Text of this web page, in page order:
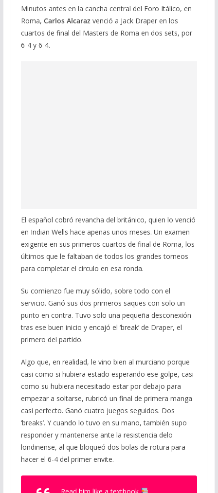
Minutos antes en la cancha central del Foro Itálico, en
Roma, Carlos Alcaraz venció a Jack Draper en los
cuartos de final del Masters de Roma en dos sets, por
6-4 y 6-4.
El español cobró revancha del británico, quien lo venció
en Indian Wells hace apenas unos meses. Un examen
exigente en sus primeros cuartos de final de Roma, los
últimos que le faltaban de todos los grandes torneos
para completar el círculo en esa ronda.
Su comienzo fue muy sólido, sobre todo con el
servicio. Ganó sus dos primeros saques con solo un
punto en contra. Tuvo solo una pequeña desconexión
tras ese buen inicio y encajó el ‘break’ de Draper, el
primero del partido.
Algo que, en realidad, le vino bien al murciano porque
casi como si hubiera estado esperando ese golpe, casi
como su hubiera necesitado estar por debajo para
empezar a soltarse, rubricó un final de primera manga
casi perfecto. Ganó cuatro juegos seguidos. Dos
‘breaks’. Y cuando lo tuvo en su mano, también supo
responder y mantenerse ante la resistencia delo
londinense, al que bloqueó dos bolas de rotura para
hacer el 6-4 del primer envite.